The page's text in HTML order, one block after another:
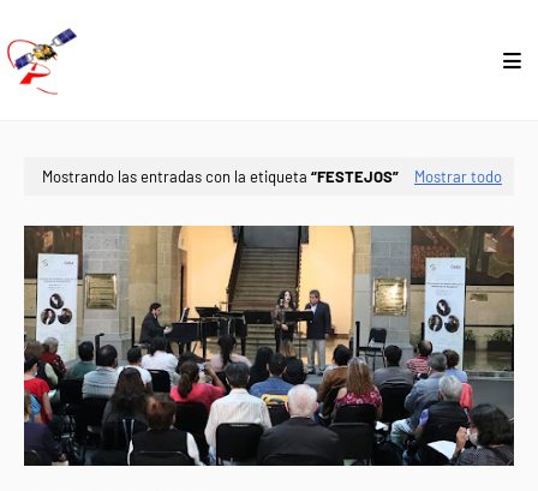
Mostrando las entradas con la etiqueta FESTEJOS Mostrar todo